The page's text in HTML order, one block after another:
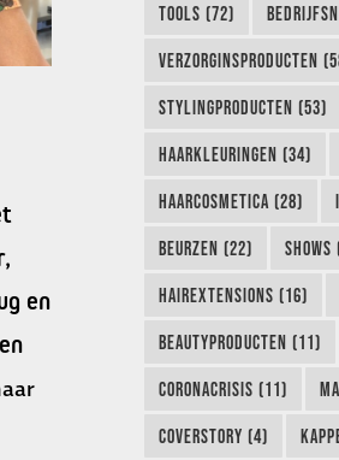
en
TOOLS (72)
VERZORGINSPRODUCTEN
STYLINGPRODUCTEN (53)
HAARKLEURINGEN (34)
HAARCOSMETICA (28)
BEURZEN (22)
HAIREXTENSIONS (16)
BEAUTYPRODUCTEN (11)
CORONACRISIS (11)
COVERSTORY (4)